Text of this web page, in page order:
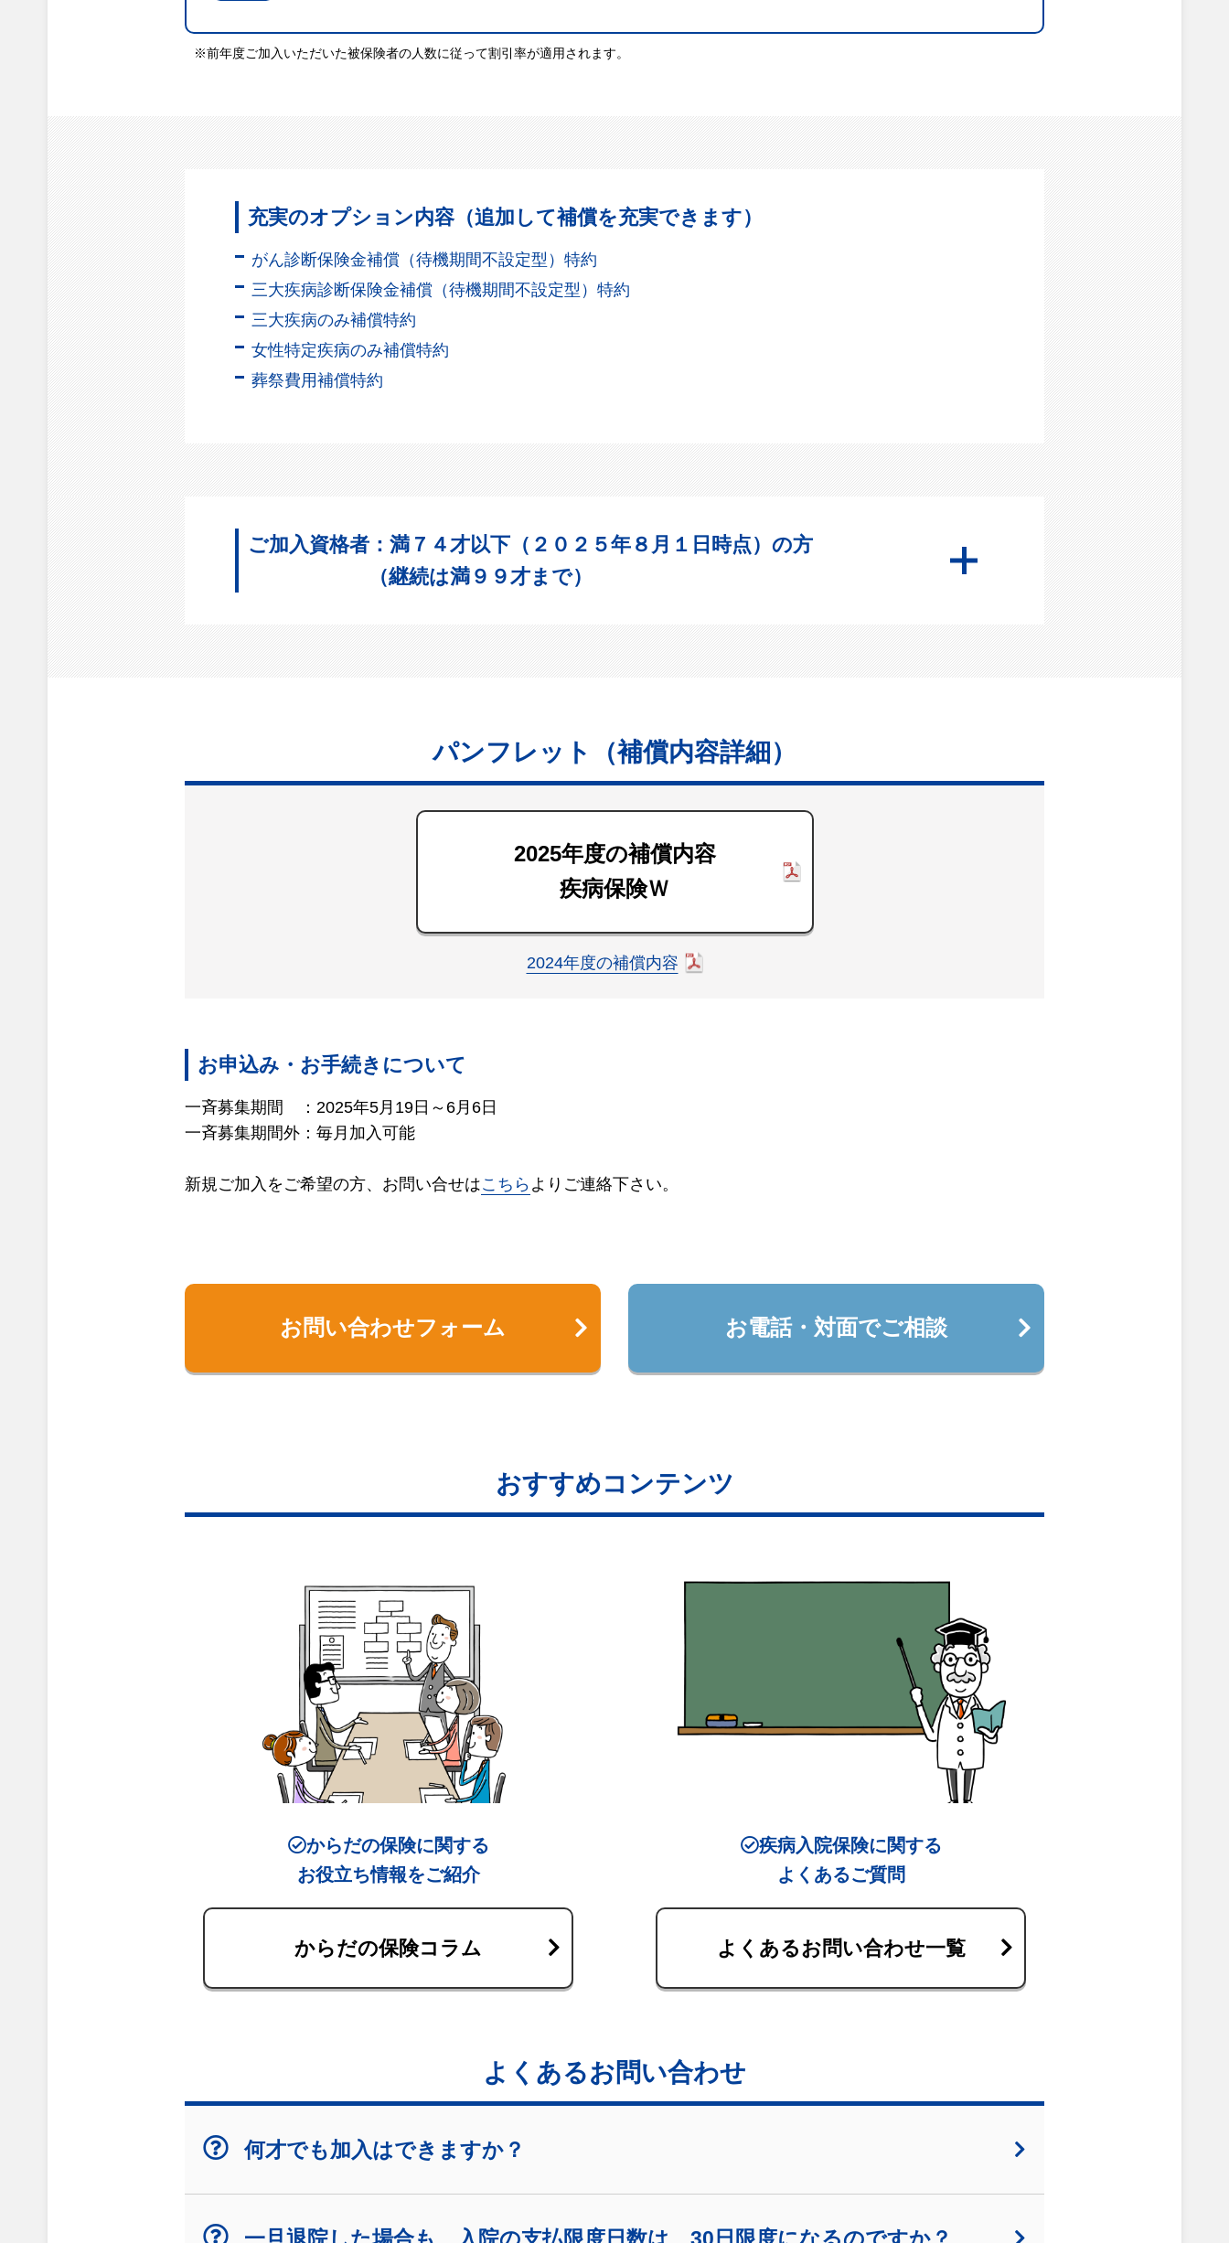
※前年度ご加入いただいた被保険者の人数に従って割引率が適用されます。
充実のオプション内容（追加して補償を充実できます）
がん診断保険金補償 （待機期間不設定型）特約
三大疾病診断保険金補償 （待機期間不設定型）特約
三大疾病のみ補償特約
女性特定疾病のみ補償特約
葬祭費用補償特約
ご加入資格者：満７４才以下 （２０２５年８月１日時点）の方
（継続は満９９才まで）
パンフレット（補償内容詳細）
2025年度の補償内容
疾病保険Ｗ
2024年度の補償内容
お申込み・お手続きについて
一斉募集期間 ：2025年5月19日～6月6日
一斉募集期間外：毎月加入可能
新規ご加入をご希望の方、お問い合せはこちら よりご連絡下さい。
お問い合わせフォーム お電話・対面でご相談
おすすめコンテンツ
からだの保険に関する
お役立ち情報をご紹介
からだの保険コラム
疾病入院保険に関する
よくあるご質問
よくあるお問い合わせ一覧
よくあるお問い合わせ
何才でも加入はできますか？